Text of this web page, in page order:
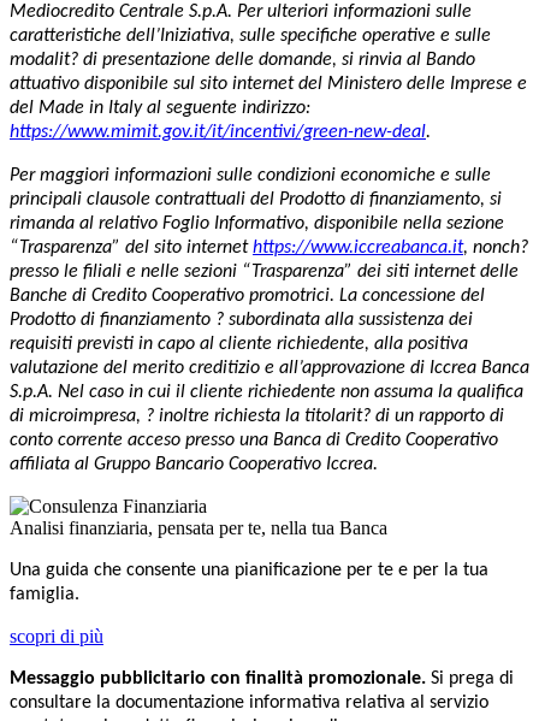
Mediocredito Centrale S.p.A. Per ulteriori informazioni sulle
caratteristiche dell’Iniziativa, sulle specifiche operative e sulle
modalit? di presentazione delle domande, si rinvia al Bando
attuativo disponibile sul sito internet del Ministero delle Imprese e
del Made in Italy al seguente indirizzo:
https://www.mimit.gov.it/it/incentivi/green-new-deal.
Per maggiori informazioni sulle condizioni economiche e sulle
principali clausole contrattuali del Prodotto di finanziamento, si
rimanda al relativo Foglio Informativo, disponibile nella sezione
“Trasparenza” del sito internethttps://www.iccreabanca.it, nonch?
presso le filiali e nelle sezioni “Trasparenza” dei siti internet delle
Banche di Credito Cooperativo promotrici. La concessione del
Prodotto di finanziamento ? subordinata alla sussistenza dei
requisiti previsti in capo al cliente richiedente, alla positiva
valutazione del merito creditizio e all’approvazione di Iccrea Banca
S.p.A. Nel caso in cui il cliente richiedente non assuma la qualifica
di microimpresa, ? inoltre richiesta la titolarit? di un rapporto di
conto corrente acceso presso una Banca di Credito Cooperativo
affiliata al Gruppo Bancario Cooperativo Iccrea.
Analisi finanziaria, pensata per te, nella tua Banca
Una guida che consente una pianificazione per te e per la tua
famiglia.
scopri di più
Messaggio pubblicitario con finalità promozionale. Si prega di
consultare la documentazione informativa relativa al servizio